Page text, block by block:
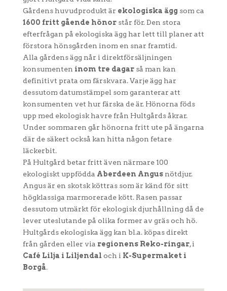
Gårdens huvudprodukt är ekologiska ägg som ca
1600 fritt gående hönorstår för. Den stora
efterfrågan på ekologiska ägg har lett till planer att
förstora hönsgården inom en snar framtid.
Alla gårdens ägg når i direktförsäljningen
konsumenten inom tre dagarså man kan
definitivt prata om färskvara. Varje ägg har
dessutom datumstämpel som garanterar att
konsumenten vet hur färska de är. Hönorna föds
upp med ekologisk havre från Hultgårds åkrar.
Under sommaren går hönorna fritt ute på ängarna
där de säkert också kan hitta någon fetare
läckerbit.
På Hultgård betar fritt även närmare 100
ekologiskt uppfödda Aberdeen Angusnötdjur.
Angus är en skotsk köttras som är känd för sitt
högklassiga marmorerade kött. Rasen passar
dessutom utmärkt för ekologisk djurhållning då de
lever uteslutande på olika former av gräs och hö.
Hultgårds ekologiska ägg kan bl.a. köpas direkt
från gården eller via regionens Reko-ringar, i
Café Lilja i Liljendal och i K-Supermaket i
Borgå.